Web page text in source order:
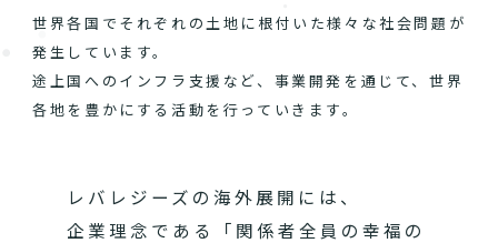
世界各国でそれぞれの土地に根付いた様々な社会問題が
発生しています。
途上国へのインフラ支援など、事業開発を通じて、世界
各地を豊かにする活動を行っていきます。
レバレジーズの海外展開には、
企業理念である「関係者全員の幸福の